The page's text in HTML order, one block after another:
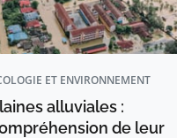
ET ENVIRONNEMENT
alluviales :
de leur